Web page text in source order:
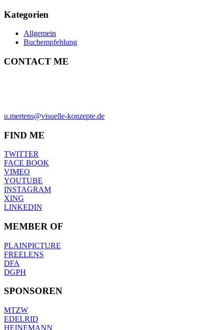
Kategorien
Allgemein
Buchempfehlung
CONTACT ME
u.mertens@visuelle-konzepte.de
FIND ME
TWITTER
FACE BOOK
VIMEO
YOUTUBE
INSTAGRAM
XING
LINKEDIN
MEMBER OF
PLAINPICTURE
FREELENS
DFA
DGPH
SPONSOREN
MTZW
EDELRID
HEINEMANN